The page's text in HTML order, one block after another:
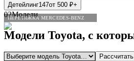
ПЕРЕТЯЖКА MERCEDES-BENZ
Детейлинг147от 500 ₽+
02Модели
Модели Toyota, с